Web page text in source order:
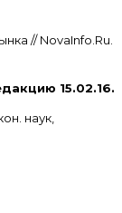
// NovaInfo.Ru.
15.02.16.
наук,